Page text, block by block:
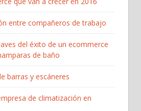
entre compañeros de trabajo
del éxito de un ecommerce
de baño
barras y escáneres
de climatización en